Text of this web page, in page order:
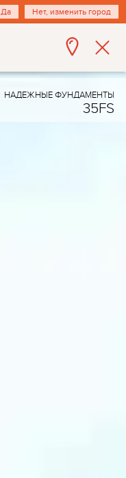
Да Нет, изменить город
НАДЕЖНЫЕ ФУНДАМЕНТЫ
35FS